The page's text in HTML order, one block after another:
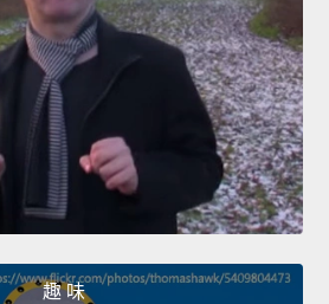
趣 味